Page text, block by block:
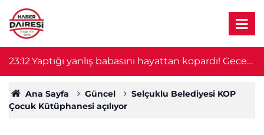
23:12Yaptığı yanlış babasını hayattan kopardı! Gece
nöbeti kabusa döndü
Ana Sayfa Güncel
Selçuklu Belediyesi KOP
Çocuk Kütüphanesi açılıyor